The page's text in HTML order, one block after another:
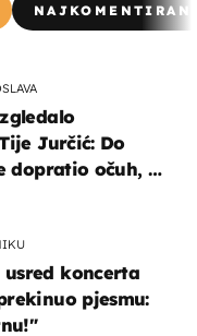
Jurčić: Do
dopratio očuh, a
usred koncerta
pjesmu: